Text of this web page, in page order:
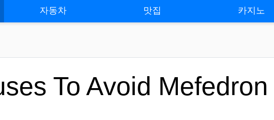
자동차 맛집 카지노
To Avoid Mefedron